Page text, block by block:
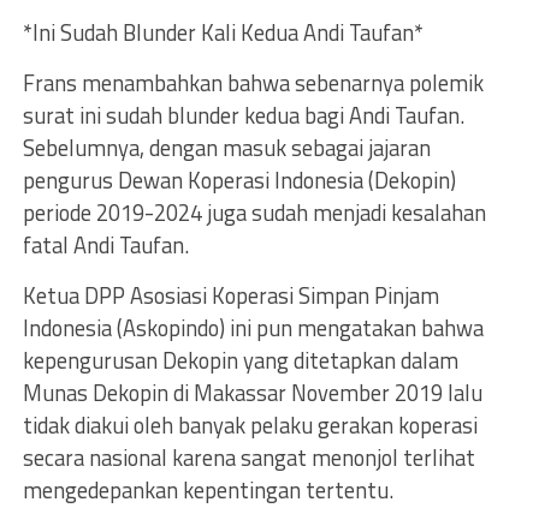
*Ini Sudah Blunder Kali Kedua Andi Taufan*
Frans menambahkan bahwa sebenarnya polemik
surat ini sudah blunder kedua bagi Andi Taufan.
Sebelumnya, dengan masuk sebagai jajaran
pengurus Dewan Koperasi Indonesia (Dekopin)
periode 2019-2024 juga sudah menjadi kesalahan
fatal Andi Taufan.
Ketua DPP Asosiasi Koperasi Simpan Pinjam
Indonesia (Askopindo) ini pun mengatakan bahwa
kepengurusan Dekopin yang ditetapkan dalam
Munas Dekopin di Makassar November 2019 lalu
tidak diakui oleh banyak pelaku gerakan koperasi
secara nasional karena sangat menonjol terlihat
mengedepankan kepentingan tertentu.